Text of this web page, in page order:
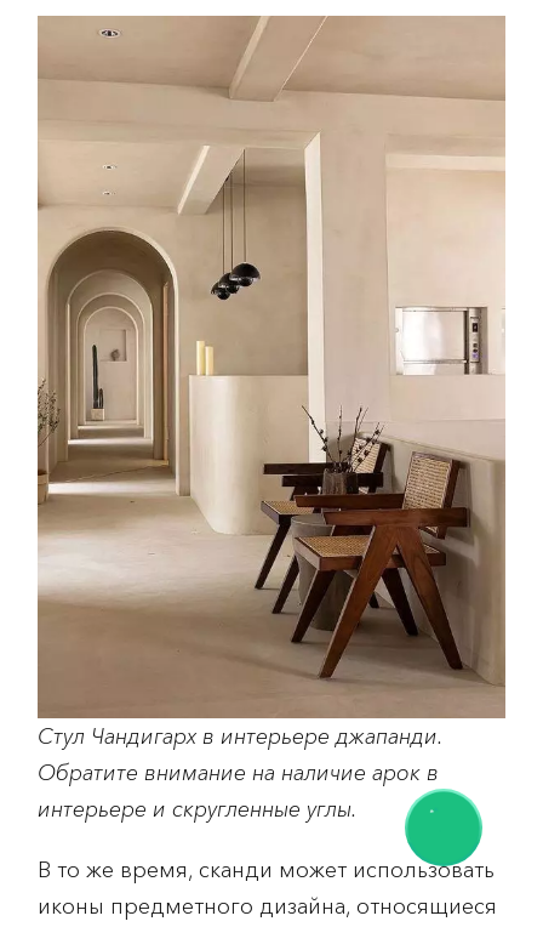
Стул Чандигарх в интерьере джапанди.
Обратите внимание на наличие арок в
интерьере и скругленные углы.
В то же время, сканди может использовать
иконы предметного дизайна, относящиеся